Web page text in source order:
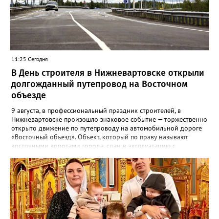
Категорически запрещается: · трогать или перемещать
обломки; · снимать и распространять информацию о
работе ПВО или беспилотниках. При обнаружении
подозрительных объектов или обломков необходимо
немедленно сообщить по телефону 112.
11:25 Сегодня
В День строителя в Нижневартовске открыли
долгожданный путепровод на Восточном
объезде
9 августа, в профессиональный праздник строителей, в
Нижневартовске произошло знаковое событие — торжественно
открыто движение по путепроводу на автомобильной дороге
«Восточный объезд». Объект, который по праву называют
восточными воротами города, сдан в эксплуатацию с
глава города Дмитрий Кощенко. «Это стратегический элемент
транспортной инфраструктуры, который является восточными
воротами нашего города — поддерживает его экономику,
влияет на безопасность и комфорт сотен тысяч людей», —
подчеркнул градоначальник. Особые слова благодарности
глава города адресовал правительству Югры и лично
губернатору Руслану Кухаруку за возможность реализовать